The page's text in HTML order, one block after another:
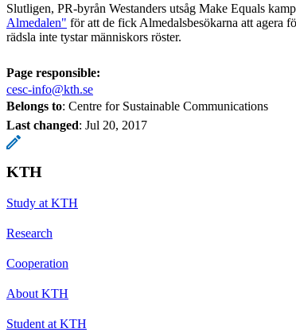
Slutligen, PR-byrån Westanders utsåg Make Equals
Almedalen" för att de fick Almedalsbesökarna att agera
rädsla inte tystar människors röster.
Page responsible:
cesc-info@kth.se
Belongs to: Centre for Sustainable Communications
Last changed: Jul 20, 2017
KTH
Study at KTH
Research
Cooperation
About KTH
Student at KTH